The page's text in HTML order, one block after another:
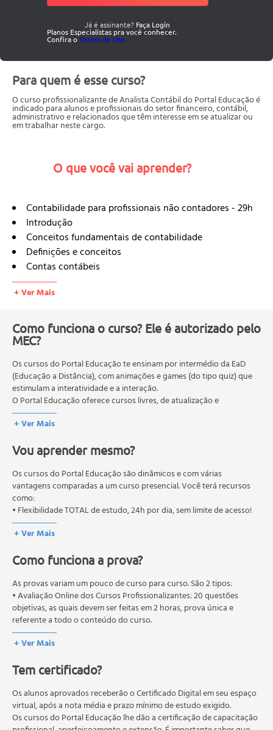
Já é assinante? Faça Login
Planos Especialistas pra você conhecer.
Confira oTermo de Uso.
Para quem é esse curso?
O curso profissionalizante de Analista Contábil do Portal Educação é
indicado para alunos e profissionais do setor financeiro, contábil,
administrativo e relacionados que têm interesse em se atualizar ou
em trabalhar neste cargo.
O que você vai aprender?
Contabilidade para profissionais não contadores - 29h
Introdução
Conceitos fundamentais de contabilidade
Definições e conceitos
Contas contábeis
Ferramentas para análise das demonstrações contábeis
Análise horizontal e análise vertical
Análise vertical
Análise de índices
O que é contabilidade?
Princípios contábeis
Técnicas contábeis
Livros contábeis e patrimônio
Livros contábeis
Representação gráfica do patrimônio
Situação líquida
Contabilidade Financeira e Gerencial - 58h
A contabilidade na antiguidade
Evolução contábil
A escola italiana (europeia) de contabilidade
O ensino de contabilidade no Brasil
Controller - a identificação exata do contador
Conceito de contabilidade
Contas a Pagar e Receber - 39h
Introdução
Ética profissional
Definição de ética
Algumas concepções de ética no tempo
O que é ética profissional
Como ser um profissional ético
Empregabilidade
+ Ver Mais
Como funciona o curso? Ele é autorizado pelo
MEC?
Os cursos do Portal Educação te ensinam por intermédio da EaD
(Educação a Distância), com animações e games (do tipo quiz) que
estimulam a interatividade e a interação.
O Portal Educação oferece cursos livres, de atualização e
qualificação profissional. São destinados a proporcionar ao
profissional conhecimentos que permitam o desenvolvimento de
O MEC (Ministério da Educação), trata da política nacional de
educação em geral, mas autoriza apenas cursos de graduação e
pós-graduação. Os cursos técnicos e profissionalizantes são
autorizados pelas Secretarias Estaduais de Educação.
+ Ver Mais
Vou aprender mesmo?
Os cursos do Portal Educação são dinâmicos e com várias
vantagens comparadas a um curso presencial. Você terá recursos
como:
• Flexibilidade TOTAL de estudo, 24h por dia, sem limite de acesso!
+ Ver Mais
Como funciona a prova?
As provas variam um pouco de curso para curso. São 2 tipos:
• Avaliação Online dos Cursos Profissionalizantes: 20 questões
objetivas, as quais devem ser feitas em 2 horas, prova única e
referente a todo o conteúdo do curso.
• Avaliação Online dos Cursos Livres: 10 questões objetivas, as quais
devem ser feitas em 1 hora, prova única e referente a todo o
Os estudos, atividades e avaliações devem ser feitos dentro do
A média final deve ser igual ou superior a 60%para a conclusão e
recebimento do certificado digital do curso. Em caso de reprovação,
o aluno poderá realizar novamente a prova dentro do período do
+ Ver Mais
Tem certificado?
Os alunos aprovados receberão o Certificado Digital em seu espaço
virtual, após a nota média e prazo mínimo de estudo exigido.
Os cursos do Portal Educação lhe dão a certificação de capacitação